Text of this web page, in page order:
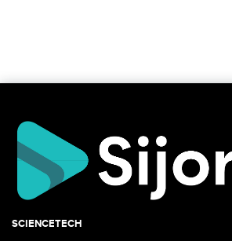
SCIENCETECH